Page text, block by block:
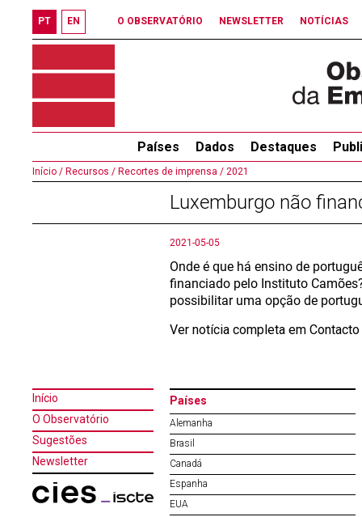
PT EN O OBSERVATÓRIO NEWSLETTER NOTÍCIAS
Países Dados Destaques
Início / Recursos / Recortes de imprensa / 2021
Luxemburgo não
2021-05-05
Onde é que há ensino de
financiado pelo Instituto
possibilitar uma opção de
Ver notícia completa em Contacto
Início
O Observatório
Sugestões
Newsletter
Países
Alemanha
Brasil
Canadá
Espanha
EUA